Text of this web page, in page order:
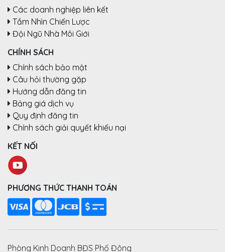
Các doanh nghiệp liên kết
Tầm Nhìn Chiến Lược
Đội Ngũ Nhà Môi Giới
CHÍNH SÁCH
Chính sách bảo mật
Câu hỏi thường gặp
Hướng dẫn đăng tin
Bảng giá dịch vụ
Quy định đăng tin
Chính sách giải quyết khiếu nại
KẾT NỐI
PHƯƠNG THỨC THANH TOÁN
Phòng Kinh Doanh BĐS Phố Đông